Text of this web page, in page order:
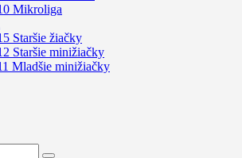
Mikroliga
Staršie žiačky
Staršie minižiačky
Mladšie minižiačky